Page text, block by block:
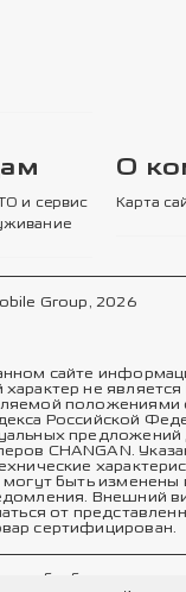
и сервис
О
Карта
Group, 2026
сайте
не
положениями
Российской
предложений
CHANGAN.
могут быть
Внешний
от
сертифицирован.
обработки